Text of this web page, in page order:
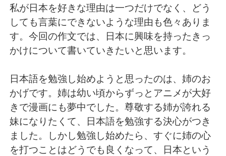
Français Deutsch
日本語 한국어
Indonesia Italiano
Türkçe Tiếng Việt
Português
私が日本を好きな理由は一つだけでなく、どう
しても言葉にできないような理由も色々ありま
す。今回の作文では、日本に興味を持ったきっ
かけについて書いていきたいと思います。
日本語を勉強し始めようと思ったのは、姉のお
かげです。姉は幼い頃からずっとアニメが大好
きで漫画にも夢中でした。尊敬する姉が誇れる
妹になりたくて、日本語を勉強する決心がつき
ました。しかし勉強し始めたら、すぐに姉の心
を打つことはどうでも良くなって、日本という